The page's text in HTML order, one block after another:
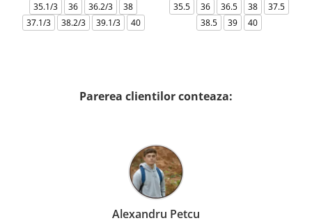
35.1/3 36 36.2/3
38
37.1/3
38.2/3 39.1/3 40
35.5 36 36.5 38
37.5
38.5
39 40
Parerea clientilor conteaza:
Alexandru Petcu